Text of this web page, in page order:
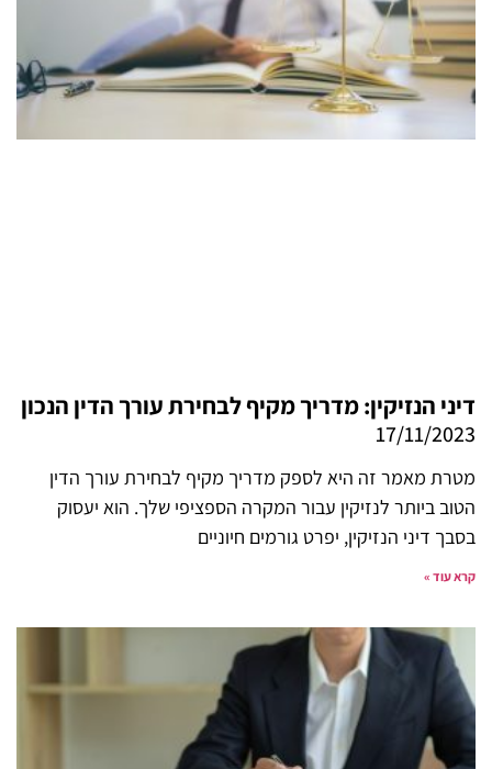
דיני הנזיקין: מדריך מקיף לבחירת עורך הדין הנכון
17/11/2023
מטרת מאמר זה היא לספק מדריך מקיף לבחירת עורך הדין
הטוב ביותר לנזיקין עבור המקרה הספציפי שלך. הוא יעסוק
בסבך דיני הנזיקין, יפרט גורמים חיוניים
קרא עוד »